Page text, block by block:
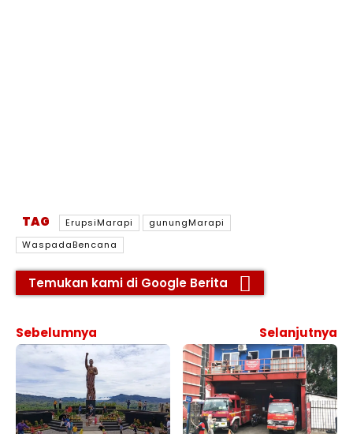
TAG ErupsiMarapi
gunungMarapi
WaspadaBencana
Temukan kami di Google Berita
Sebelumnya Selanjutnya